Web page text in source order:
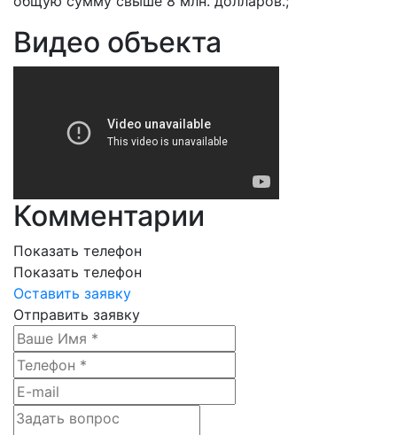
Видео объекта
Комментарии
Показать телефон
Показать телефон
Оставить заявку
Отправить заявку